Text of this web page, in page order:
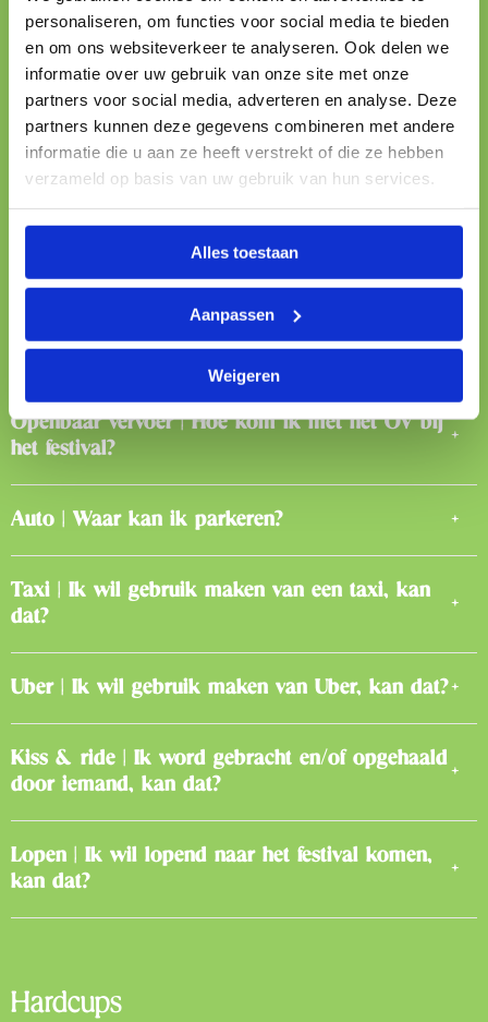
personaliseren, om functies voor social media te bieden
en om ons websiteverkeer te analyseren. Ook delen we
informatie over uw gebruik van onze site met onze
partners voor social media, adverteren en analyse. Deze
partners kunnen deze gegevens combineren met andere
informatie die u aan ze heeft verstrekt of die ze hebben
verzameld op basis van uw gebruik van hun services.
Alles toestaan
Aanpassen
Weigeren
Vervoer
Fiets | Ik wil op de fiets, scooter of brommer
komen, kan dat?
Pendelbus | Rijdt er een pendelbus van en naar
Tourbus | Rijden er ook bussen vanuit andere
steden naar het festival?
Openbaar vervoer | Hoe kom ik met het OV bij
het festival?
Auto | Waar kan ik parkeren?
Taxi | Ik wil gebruik maken van een taxi, kan
dat?
Uber | Ik wil gebruik maken van Uber, kan dat?
Kiss & ride | Ik word gebracht en/of opgehaald
door iemand, kan dat?
Lopen | Ik wil lopend naar het festival komen,
kan dat?
Hardcups